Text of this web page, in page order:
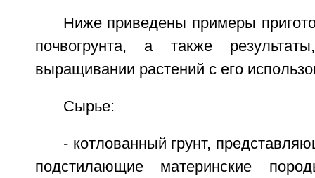
Ниже приведены примеры
почвогрунта, а также
выращивании растений с его
Сырье:
- котлованный грунт,
подстилающие материнские